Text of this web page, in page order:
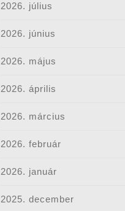
2026. július
2026. június
2026. május
2026. április
2026. március
2026. február
2026. január
2025. december